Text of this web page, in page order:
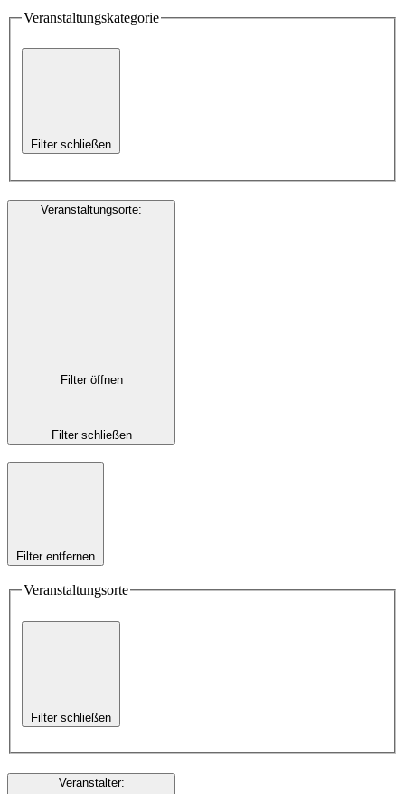
Veranstaltungskategorie
Filter schließen
Veranstaltungsorte:
Filter öffnen
Filter schließen
Filter entfernen
Veranstaltungsorte
Filter schließen
Veranstalter: